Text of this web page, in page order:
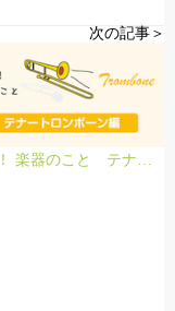
次の記事＞
教えて！ 楽器のこと テナートロンボーン編